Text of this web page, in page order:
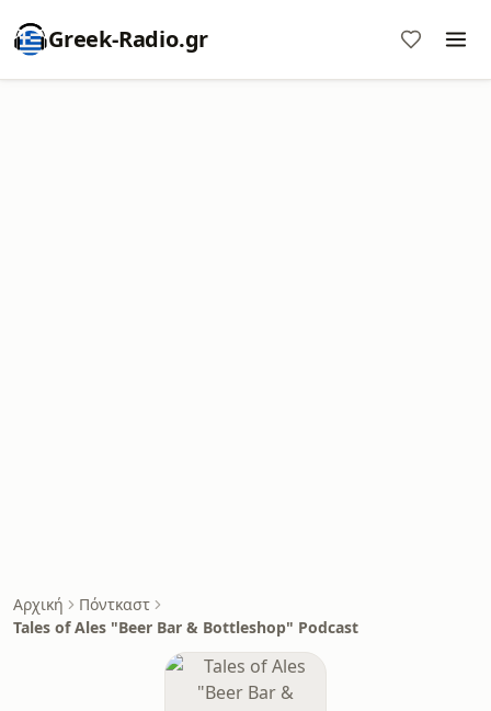
Greek-Radio.gr
Αρχική
Πόντκαστ
Tales of Ales "Beer Bar & Bottleshop" Podcast